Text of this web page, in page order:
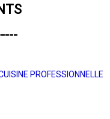
PROFESSIONNELLE